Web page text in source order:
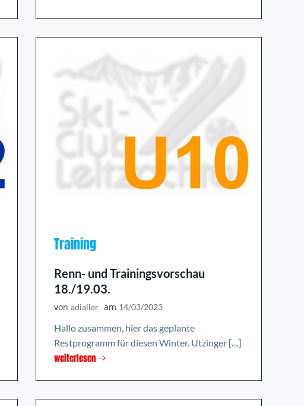
Training
Renn- und Trainingsvorschau
18./19.03.
von adialler am 14/03/2023
Hallo zusammen, hier das geplante
Restprogramm für diesen Winter. Utzinger […]
weiterlesen